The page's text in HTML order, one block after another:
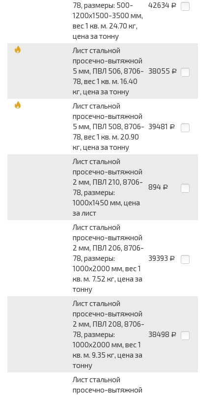
78, размеры: 500-
1200x1500-3500 мм,
вес 1 кв. м. 24.70 кг,
цена за тонну
42634 Р
Лист стальной
просечно-вытяжной
5 мм, ПВЛ 506, 8706-
78, вес 1 кв. м. 16.40
кг, цена за тонну
38055 Р
Лист стальной
просечно-вытяжной
5 мм, ПВЛ 508, 8706-
78, вес 1 кв. м. 20.90
кг, цена за тонну
39481 Р
Лист стальной
просечно-вытяжной
2 мм, ПВЛ 210, 8706-
78, размеры:
1000x1450 мм, цена
за лист
894 Р
Лист стальной
просечно-вытяжной
2 мм, ПВЛ 206, 8706-
78, размеры:
1000x2000 мм, вес 1
кв. м. 7.52 кг, цена за
тонну
39393 Р
Лист стальной
просечно-вытяжной
2 мм, ПВЛ 208, 8706-
78, размеры:
1000x2000 мм, вес 1
кв. м. 9.35 кг, цена за
тонну
38498 Р
Лист стальной
просечно-вытяжной